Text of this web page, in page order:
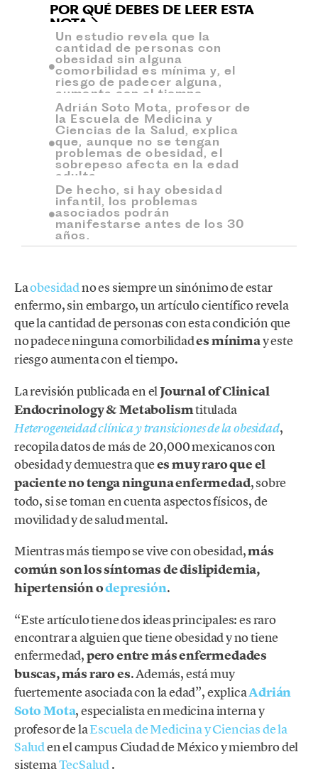
POR QUÉ DEBES DE LEER ESTA
NOTA
Un estudio revela que la
cantidad de personas con
obesidad sin alguna
comorbilidad es mínima y, el
riesgo de padecer alguna,
aumenta con el tiempo.
Adrián Soto Mota, profesor de
la Escuela de Medicina y
Ciencias de la Salud, explica
que, aunque no se tengan
problemas de obesidad, el
sobrepeso afecta en la edad
adulta.
De hecho, si hay obesidad
infantil, los problemas
asociados podrán
manifestarse antes de los 30
años.
Laobesidadno es siempre un sinónimo de estar
enfermo, sin embargo, un artículo científico revela
que la cantidad de personas con esta condición que
no padece ninguna comorbilidades mínimay este
riesgo aumenta con el tiempo.
La revisión publicada en elJournal of Clinical
Endocrinology & Metabolismtitulada
Heterogeneidad clínica y transiciones de la obesidad,
recopila datos de más de 20,000 mexicanos con
obesidad y demuestra quees muy raro que el
paciente no tenga ninguna enfermedad, sobre
todo,si se toman en cuenta aspectos físicos, de
movilidad y de salud mental.
Mientras más tiempo se vive con obesidad,más
común son los síntomas de dislipidemia,
hipertensión odepresión.
“Este artículo tiene dos ideas principales: es raro
encontrar a alguien que tiene obesidad y no tiene
enfermedad,pero entre más enfermedades
buscas, más raro es. Además, está muy
fuertemente asociada con la edad”, explicaAdrián
Soto Mota, especialista en medicina interna y
profesor de laEscuela de Medicina y Ciencias de la
Saluden el campus Ciudad de México y miembro del
sistemaTecSalud.